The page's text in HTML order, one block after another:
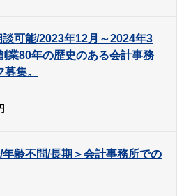
談可能/2023年12月～2024年3
業80年の歴史のある会計事務
集。
年齢不問/長期＞会計事務所での